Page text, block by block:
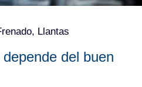
, Llantas
depende del buen